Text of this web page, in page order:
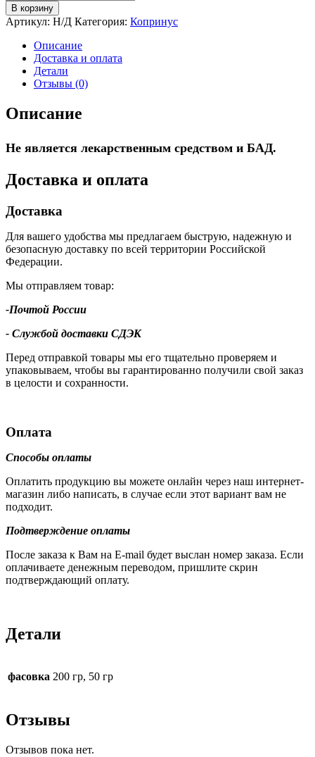
товара
Копринус
сушеный
молотый
В корзину
Артикул: Н/Д Категория: Копринус
Описание
Доставка и оплата
Детали
Отзывы (0)
Описание
Не является лекарственным средством и БАД.
Доставка и оплата
Доставка
Для вашего удобства мы предлагаем быструю, надежную и
безопасную доставку по всей территории Российской
Федерации.
Мы отправляем товар:
-Почтой России
- Службой доставки СДЭК
Перед отправкой товары мы его тщательно проверяем и
упаковываем, чтобы вы гарантированно получили свой заказ
в целости и сохранности.
Оплата
Способы оплаты
Оплатить продукцию вы можете онлайн через наш интернет-
магазин либо написать, в случае если этот вариант вам не
подходит.
Подтверждение оплаты
После заказа к Вам на E-mail будет выслан номер заказа. Если
оплачиваете денежным переводом, пришлите скрин
подтверждающий оплату.
Детали
фасовка 200 гр, 50 гр
Отзывы
Отзывов пока нет.